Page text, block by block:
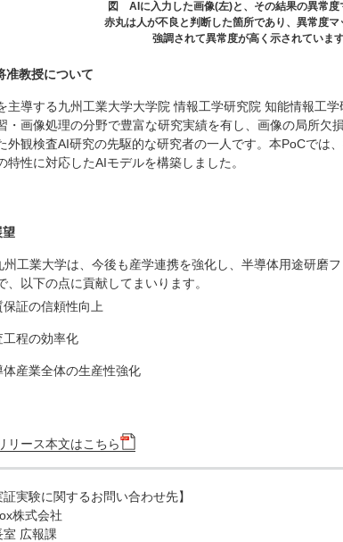
図 AIに入力した画像(左)と、その結果の異常度
赤丸は人が不良と判断した箇所であり、異常度マ
強調されて異常度が高く示されています
准教授について
主導する九州工業大学大学院 情報工学研究院 知能情報工
・画像処理の分野で豊富な研究実績を有し、画像の局所欠
外観検査AI研究の先駆的な研究者の一人です。本PoCでは
特性に対応したAIモデルを構築しました。
望
州工業大学は、今後も産学連携を強化し、半導体用途研磨
、以下の点に貢献してまいります。
保証の信頼性向上
工程の効率化
体産業全体の生産性強化
リース本文はこちら
証実験に関するお問い合わせ先】
株式会社
広報課